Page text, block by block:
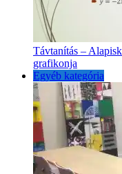
Távtanítás –
grafikonja
Egyéb kategória